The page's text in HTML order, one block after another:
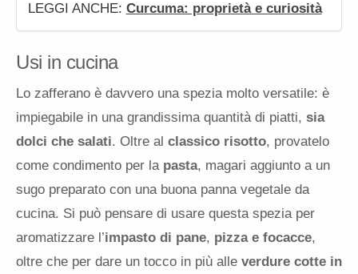
LEGGI ANCHE: Curcuma: proprietà e curiosità
Usi in cucina
Lo zafferano è davvero una spezia molto versatile: è
impiegabile in una grandissima quantità di piatti, sia
dolci che salati. Oltre al classico risotto, provatelo
come condimento per la pasta, magari aggiunto a un
sugo preparato con una buona panna vegetale da
cucina. Si può pensare di usare questa spezia per
aromatizzare l’impasto di pane, pizza e focacce,
oltre che per dare un tocco in più alle verdure cotte in